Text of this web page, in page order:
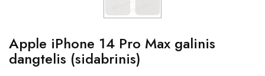
Apple iPhone 14 Pro Max galinis
dangtelis (sidabrinis)